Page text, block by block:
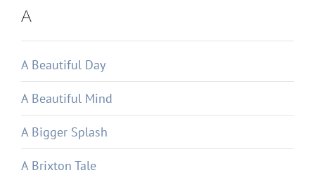
A
A Beautiful Day
A Beautiful Mind
A Bigger Splash
A Brixton Tale